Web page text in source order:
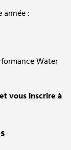
année :
Water
vous inscrire à